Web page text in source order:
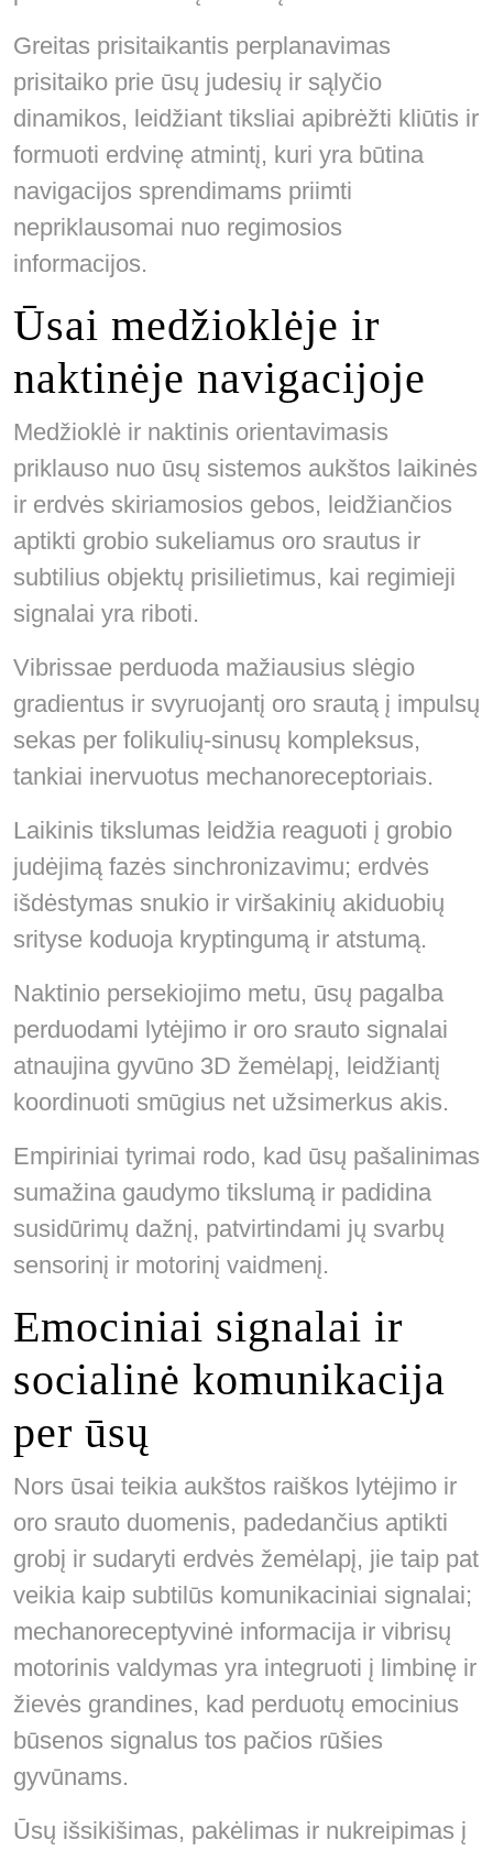
Greitas prisitaikantis perplanavimas
prisitaiko prie ūsų judesių ir sąlyčio
dinamikos, leidžiant tiksliai apibrėžti kliūtis ir
formuoti erdvinę atmintį, kuri yra būtina
navigacijos sprendimams priimti
nepriklausomai nuo regimosios
informacijos.
Ūsai medžioklėje ir
naktinėje navigacijoje
Medžioklė ir naktinis orientavimasis
priklauso nuo ūsų sistemos aukštos laikinės
ir erdvės skiriamosios gebos, leidžiančios
aptikti grobio sukeliamus oro srautus ir
subtilius objektų prisilietimus, kai regimieji
signalai yra riboti.
Vibrissae perduoda mažiausius slėgio
gradientus ir svyruojantį oro srautą į impulsų
sekas per folikulių-sinusų kompleksus,
tankiai inervuotus mechanoreceptoriais.
Laikinis tikslumas leidžia reaguoti į grobio
judėjimą fazės sinchronizavimu; erdvės
išdėstymas snukio ir viršakinių akiduobių
srityse koduoja kryptingumą ir atstumą.
Naktinio persekiojimo metu, ūsų pagalba
perduodami lytėjimo ir oro srauto signalai
atnaujina gyvūno 3D žemėlapį, leidžiantį
koordinuoti smūgius net užsimerkus akis.
Empiriniai tyrimai rodo, kad ūsų pašalinimas
sumažina gaudymo tikslumą ir padidina
susidūrimų dažnį, patvirtindami jų svarbų
sensorinį ir motorinį vaidmenį.
Emociniai signalai ir
socialinė komunikacija
per ūsų
Nors ūsai teikia aukštos raiškos lytėjimo ir
oro srauto duomenis, padedančius aptikti
grobį ir sudaryti erdvės žemėlapį, jie taip pat
veikia kaip subtilūs komunikaciniai signalai;
mechanoreceptyvinė informacija ir vibrisų
motorinis valdymas yra integruoti į limbinę ir
žievės grandines, kad perduotų emocinius
būsenos signalus tos pačios rūšies
gyvūnams.
Ūsų išsikišimas, pakėlimas ir nukreipimas į